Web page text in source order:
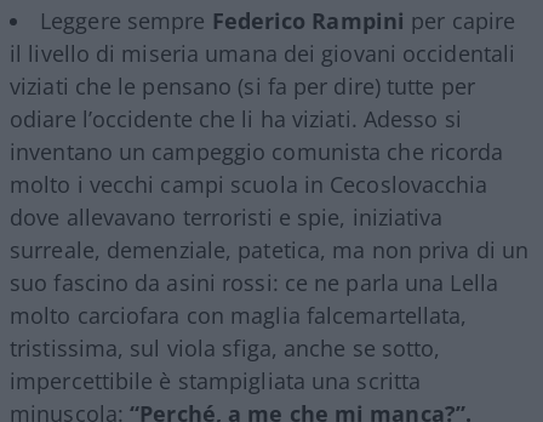
Leggere sempre Federico Rampini per capire
il livello di miseria umana dei giovani occidentali
viziati che le pensano (si fa per dire) tutte per
odiare l’occidente che li ha viziati. Adesso si
inventano un campeggio comunista che ricorda
molto i vecchi campi scuola in Cecoslovacchia
dove allevavano terroristi e spie, iniziativa
surreale, demenziale, patetica, ma non priva di un
suo fascino da asini rossi: ce ne parla una Lella
molto carciofara con maglia falcemartellata,
tristissima, sul viola sfiga, anche se sotto,
impercettibile è stampigliata una scritta
minuscola: “Perché, a me che mi manca?”.